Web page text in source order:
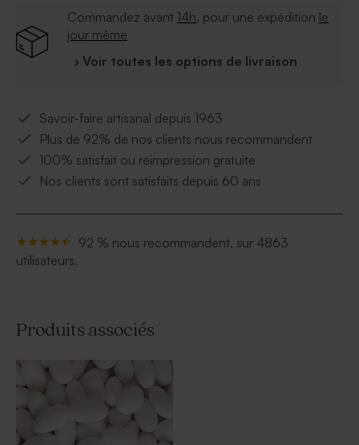
Commandez avant 14h, pour une expédition le
jour même
› Voir toutes les options de livraison
Savoir-faire artisanal depuis 1963
Plus de 92% de nos clients nous recommandent
100% satisfait ou réimpression gratuite
Nos clients sont satisfaits depuis 60 ans
92 % nous recommandent, sur 4863
utilisateurs.
Produits associés